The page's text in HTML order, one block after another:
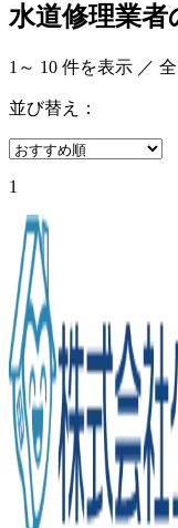
水道修理業者
1 ～ 10 件を表示 ／ 全
並び替え：
1